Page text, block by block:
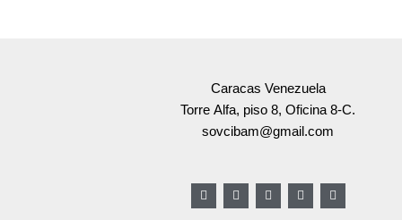
Caracas Venezuela
Torre Alfa, piso 8, Oficina 8-C.
sovcibam@gmail.com
F
a
T
w
G
o
I
n
L
i